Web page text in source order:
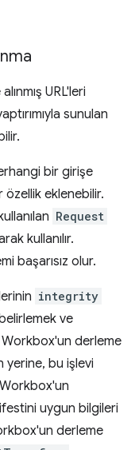
URL'leri
sunulan
bir girişe
özellik eklenebilir.
Request
kullanılır.
başarısız olur.
integrity
ve
derleme
yerine, bu işlevi
uygun bilgileri
derleme